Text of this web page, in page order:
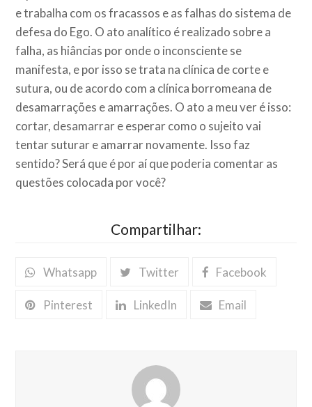
e trabalha com os fracassos e as falhas do sistema de
defesa do Ego. O ato analítico é realizado sobre a
falha, as hiâncias por onde o inconsciente se
manifesta, e por isso se trata na clínica de corte e
sutura, ou de acordo com a clínica borromeana de
desamarrações e amarrações. O ato a meu ver é isso:
cortar, desamarrar e esperar como o sujeito vai
tentar suturar e amarrar novamente. Isso faz
sentido? Será que é por aí que poderia comentar as
questões colocada por você?
Compartilhar:
Whatsapp Twitter Facebook
Pinterest LinkedIn Email